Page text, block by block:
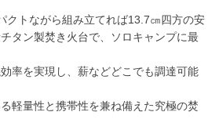
クトながら組み立てれば13.7㎝四方の安
タン製焚き火台で、ソロキャンプに最
率を実現し、薪などどこでも調達可能
軽量性と携帯性を兼ね備えた究極の焚